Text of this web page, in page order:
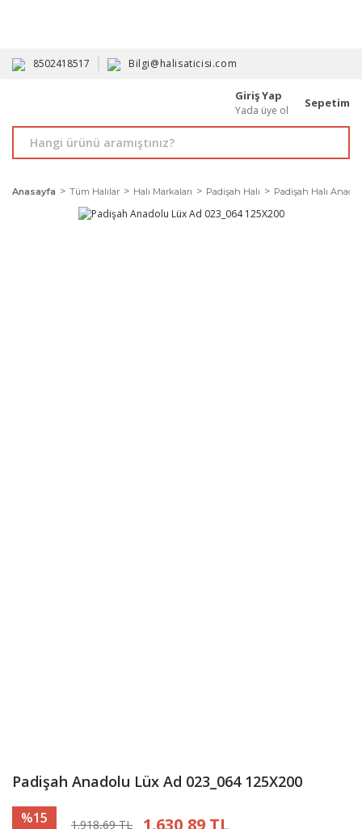
8502418517 Bilgi@halisaticisi.com
Giriş Yap
Yada üye ol
Sepetim
Anasayfa Tüm Halılar Halı Markaları Padişah Halı Padişah Halı
Padişah Anadolu Lüx Ad 023_064 125X200
%15 1.918,69 TL 1.630,89 TL